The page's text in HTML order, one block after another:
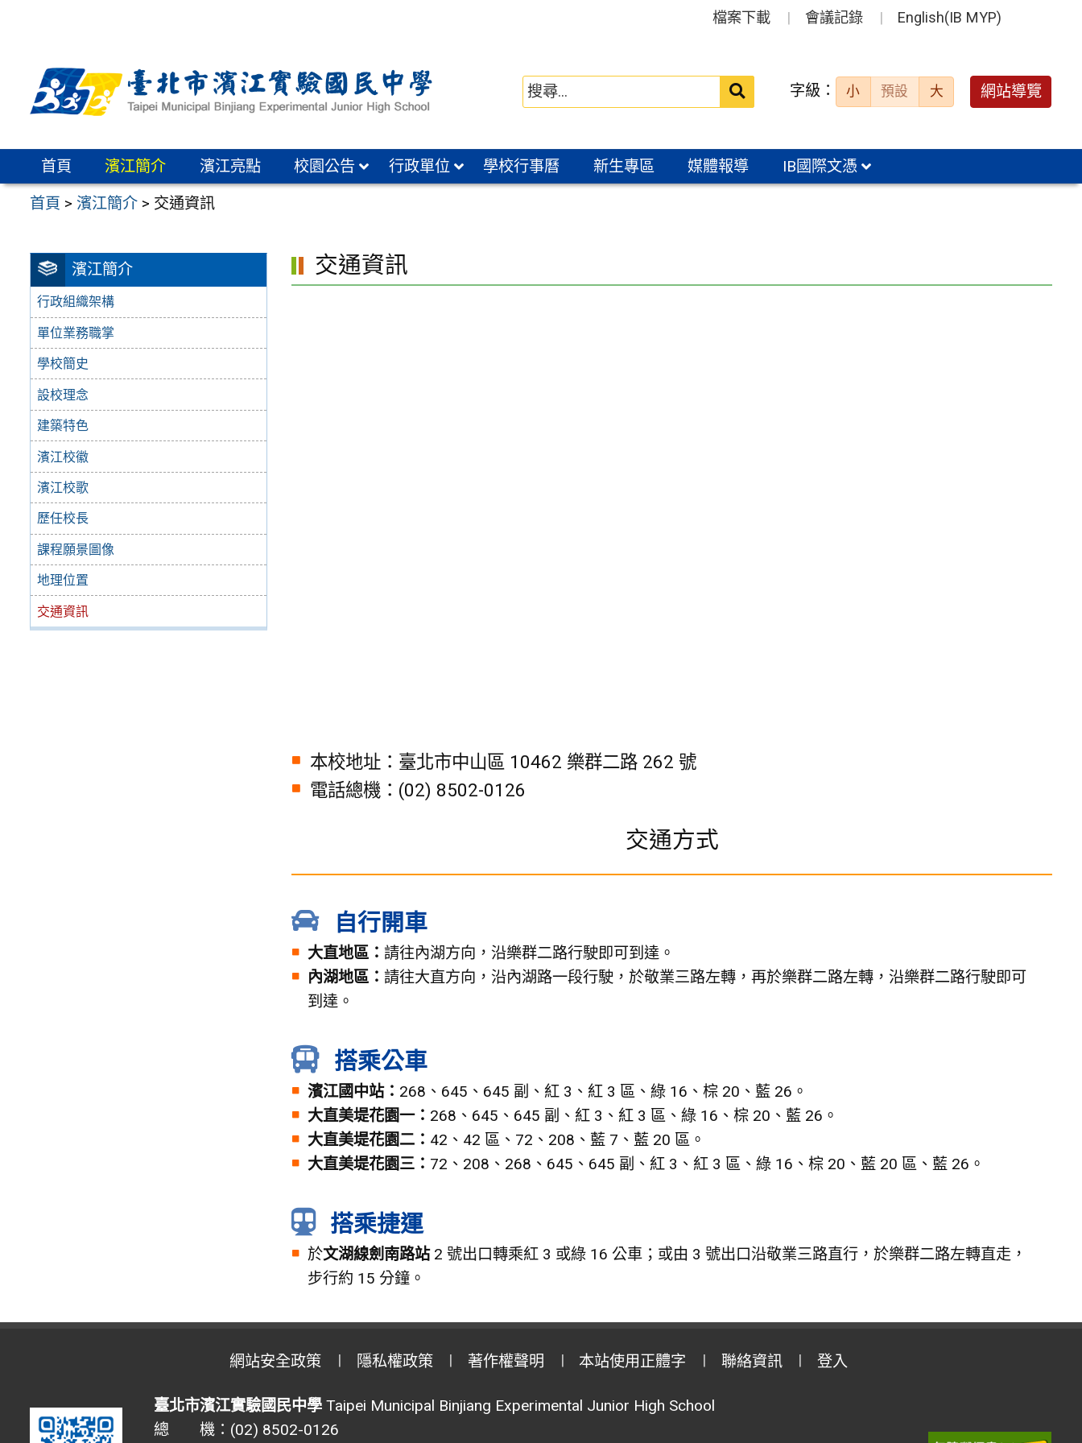
區
檔案下載 會議記錄 English(IB MYP)
送出 字級： 小 預設 大 網站導覽
首頁 濱江簡介 濱江亮點 校園公告 行政單位 學校行事曆 新生專區 媒體報導 IB國際文憑
首頁 > 濱江簡介 > 交通資訊
濱江簡介
行政組織架構
單位業務職掌
學校簡史
設校理念
建築特色
濱江校徽
濱江校歌
歷任校長
課程願景圖像
地理位置
交通資訊
交通資訊
本校地址：臺北市中山區 10462 樂群二路 262 號
電話總機：(02) 8502-0126
交通方式
自行開車
大直地區： 請往內湖方向，沿樂群二路行駛即可到達。
內湖地區： 請往大直方向，沿內湖路一段行駛，於敬業三路左轉，再於樂群二路左轉，沿樂群二路行駛即可
到達。
搭乘公車
濱江國中站： 268、645、645 副、紅 3、紅 3 區、綠 16、棕 20、藍 26。
大直美堤花園一： 268、645、645 副、紅 3、紅 3 區、綠 16、棕 20、藍 26。
大直美堤花園二： 42、42 區、72、208、藍 7、藍 20 區。
大直美堤花園三： 72、208、268、645、645 副、紅 3、紅 3 區、綠 16、棕 20、藍 20 區、藍 26。
搭乘捷運
於文湖線劍南路站2 號出口轉乘紅 3 或綠 16 公車；或由 3 號出口沿敬業三路直行，於樂群二路左轉直走，
步行約 15 分鐘。
網站安全政策 隱私權政策 著作權聲明 本站使用正體字 聯絡資訊 登入
臺北市濱江實驗國民中學Taipei Municipal Binjiang Experimental Junior High School
總 機：(02) 8502-0126